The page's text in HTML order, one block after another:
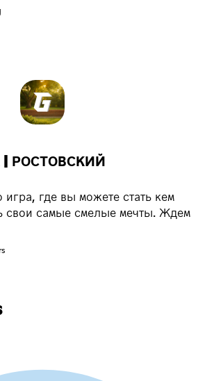
РОСТОВСКИЙ
где вы можете стать кем
свои самые смелые мечты. Ждем